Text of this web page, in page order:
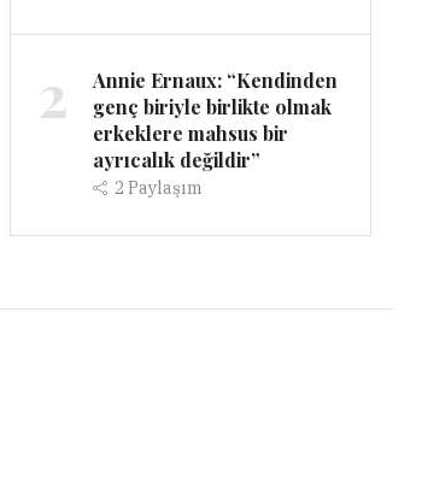
2
Annie Ernaux: “Kendinden
genç biriyle birlikte olmak
erkeklere mahsus bir
ayrıcalık değildir”
2Paylaşım